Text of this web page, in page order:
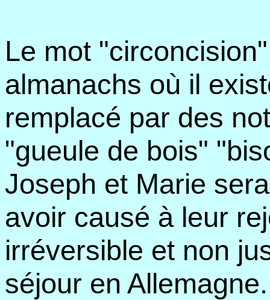
Le mot
almanachs où il
remplacé par des
"gueule de bois"
Joseph et Marie
avoir causé à leur
irréversible et non
séjour en Allemagne.